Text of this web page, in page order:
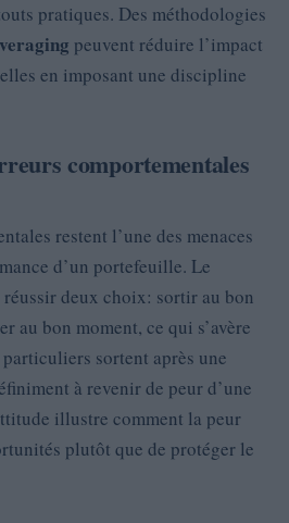
pratiques. Des méthodologies
peuvent réduire l’impact
en imposant une discipline
comportementales
restent l’une des menaces
d’un portefeuille. Le
deux choix: sortir au bon
au bon moment, ce qui s’avère
sortent après une
à revenir de peur d’une
illustre comment la peur
plutôt que de protéger le